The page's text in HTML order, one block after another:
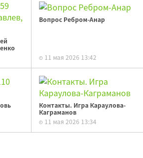
Вопрос Ребром-Анар
11 мая 2026 13:42
Контакты. Игра Караулова-
Каграманов
11 мая 2026 13:34